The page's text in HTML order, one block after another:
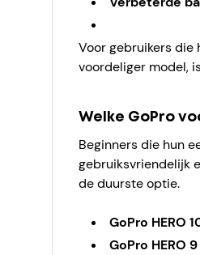
Voor gebruikers die
voordeliger model,
Welke GoPro
Beginners die hun
gebruiksvriendelijk
de duurste optie.
GoPro HERO
GoPro HERO